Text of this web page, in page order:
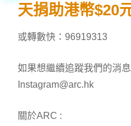
天捐助港幣$20
或轉數快：96919313
如果想繼續追蹤我們的消
Instagram@arc.hk
關於ARC :